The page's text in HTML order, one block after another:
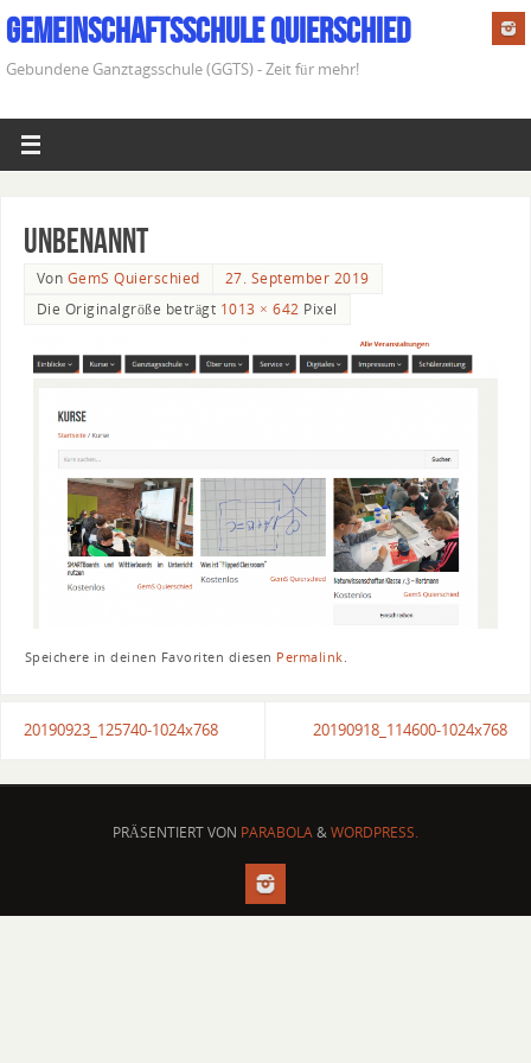
Gemeinschaftsschule Quierschied
Gebundene Ganztagsschule (GGTS) - Zeit für mehr!
Unbenannt
Von GemS Quierschied
27. September 2019
Die Originalgröße beträgt 1013 × 642 Pixel
Speichere in deinen Favoriten diesen Permalink.
20190923_125740-1024x768 20190918_114600-1024x768
PRÄSENTIERT VON PARABOLA&WORDPRESS.